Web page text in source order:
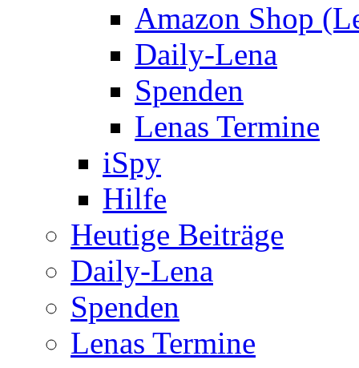
Amazon Shop
Daily-Lena
Spenden
Lenas Termine
iSpy
Hilfe
Heutige Beiträge
Daily-Lena
Spenden
Lenas Termine